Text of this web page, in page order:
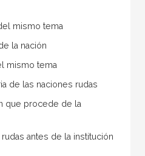
mismo tema
la nación
mismo tema
de las naciones rudas
que procede de la
antes de la institución